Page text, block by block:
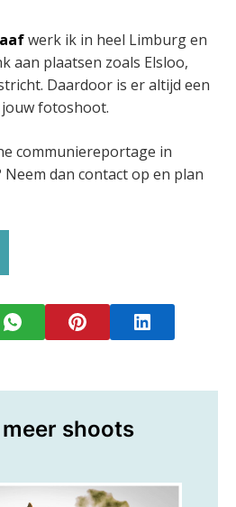
werk ik in heel Limburg en
aan plaatsen zoals Elsloo,
Daardoor is er altijd een
fotoshoot.
communiereportage in
dan contact op en plan
shoots